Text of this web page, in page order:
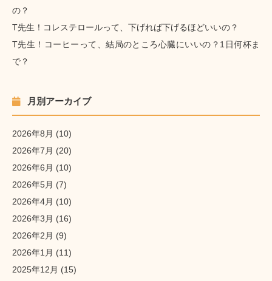
の？
T先生！コレステロールって、下げれば下げるほどいいの？
T先生！コーヒーって、結局のところ心臓にいいの？1日何杯ま
で？
月別アーカイブ
2026年8月 (10)
2026年7月 (20)
2026年6月 (10)
2026年5月 (7)
2026年4月 (10)
2026年3月 (16)
2026年2月 (9)
2026年1月 (11)
2025年12月 (15)